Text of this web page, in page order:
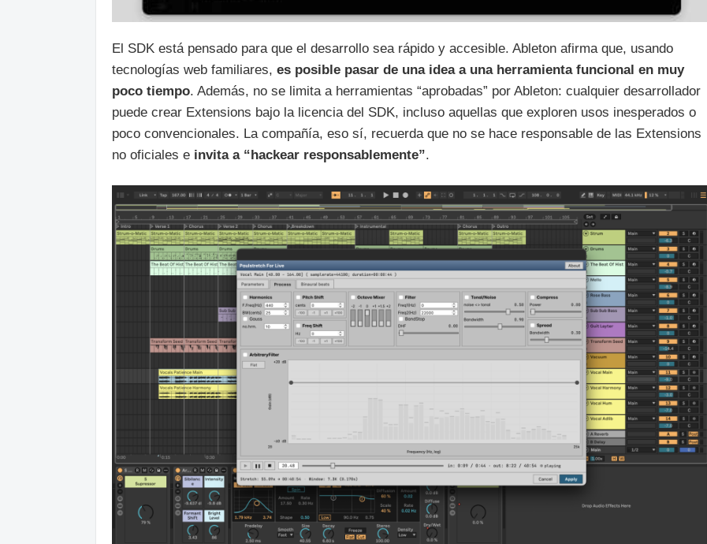
El SDK está pensado para que el desarrollo sea rápido y accesible. Ableton afirma que, usando
tecnologías web familiares, es posible pasar de una idea a una herramienta funcional en muy
poco tiempo. Además, no se limita a herramientas “aprobadas” por Ableton: cualquier desarrollador
puede crear Extensions bajo la licencia del SDK, incluso aquellas que exploren usos inesperados o
poco convencionales. La compañía, eso sí, recuerda que no se hace responsable de las Extensions
no oficiales e invita a “hackear responsablemente”.